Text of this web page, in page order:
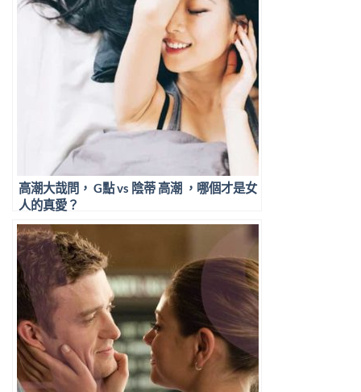
高潮大哉問， G點 vs 陰蒂 高潮 ，哪個才是女
人的真愛？